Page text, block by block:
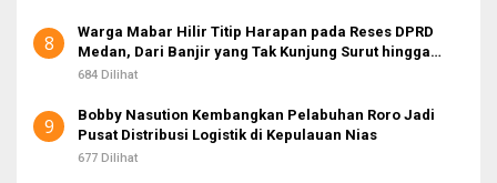
8
Warga Mabar Hilir Titip Harapan pada Reses DPRD
Medan, Dari Banjir yang Tak Kunjung Surut hingga
Layanan IKD
684 Dilihat
9
Bobby Nasution Kembangkan Pelabuhan Roro Jadi
Pusat Distribusi Logistik di Kepulauan Nias
677 Dilihat